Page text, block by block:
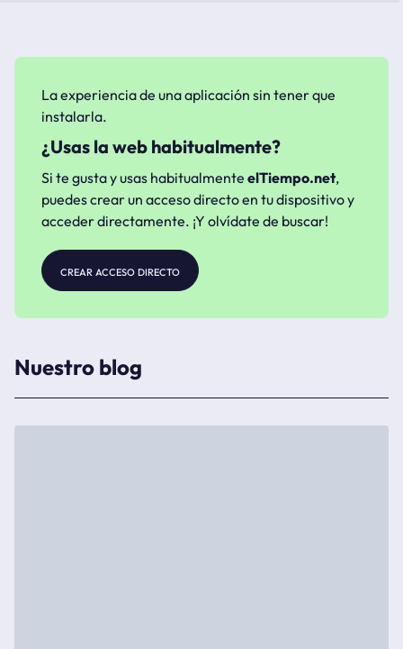
La experiencia de una aplicación sin tener que
instalarla.
¿Usas la web habitualmente?
Si te gusta y usas habitualmente elTiempo.net,
puedes crear un acceso directo en tu dispositivo y
acceder directamente. ¡Y olvídate de buscar!
crear acceso directo
Nuestro blog